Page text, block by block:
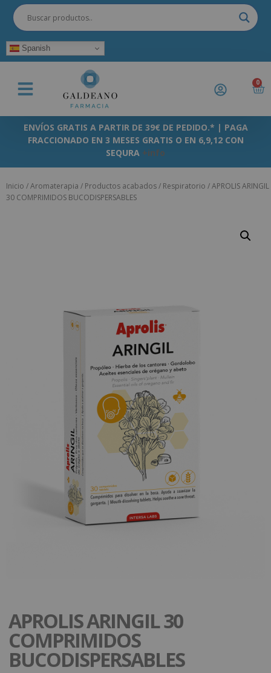
Spanish
0
ENVÍOS GRATIS A PARTIR DE 39€ DE PEDIDO.* | PAGA
FRACCIONADO EN 3 MESES GRATIS O EN 6,9,12 CON
SEQURA +info
Inicio /Aromaterapia / Productos acabados/ Respiratorio / APROLIS ARINGIL
30 COMPRIMIDOS BUCODISPERSABLES
APROLIS ARINGIL 30
COMPRIMIDOS
BUCODISPERSABLES